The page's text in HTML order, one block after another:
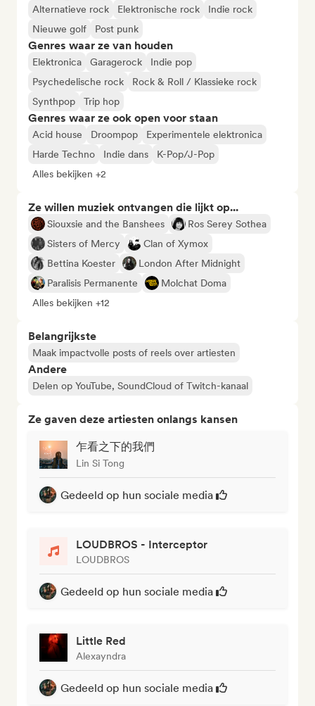
Alternatieve rock Elektronische rock
Indie rock
Nieuwe golf
Post punk
Genres waar ze van houden
Elektronica Garagerock
Indie pop
Psychedelische rock
Rock & Roll / Klassieke rock
Synthpop
Trip hop
Genres waar ze ook open voor staan
Acid house Droompop
Experimentele elektronica
Harde Techno
Indie dans
K-Pop/J-Pop
Alles bekijken +2
Ze willen muziek ontvangen die lijkt op...
Siouxsie and the Banshees
Ros Serey Sothea
Sisters of Mercy
Clan of Xymox
Bettina Koester
London After Midnight
Paralisis Permanente
Molchat Doma
Alles bekijken +12
Belangrijkste
Maak impactvolle posts of reels over artiesten
Andere
Delen op YouTube, SoundCloud of Twitch-kanaal
Ze gaven deze artiesten onlangs kansen
乍看之下的我們
Lin Si Tong
Gedeeld op hun sociale media
LOUDBROS - Interceptor
LOUDBROS
Gedeeld op hun sociale media
Little Red
Alexayndra
Gedeeld op hun sociale media